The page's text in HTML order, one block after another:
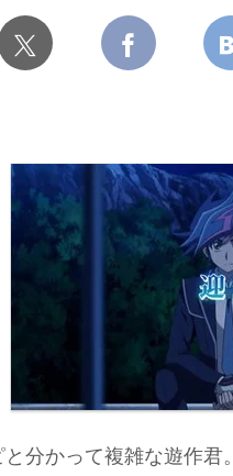
分かって複雑な遊作君。